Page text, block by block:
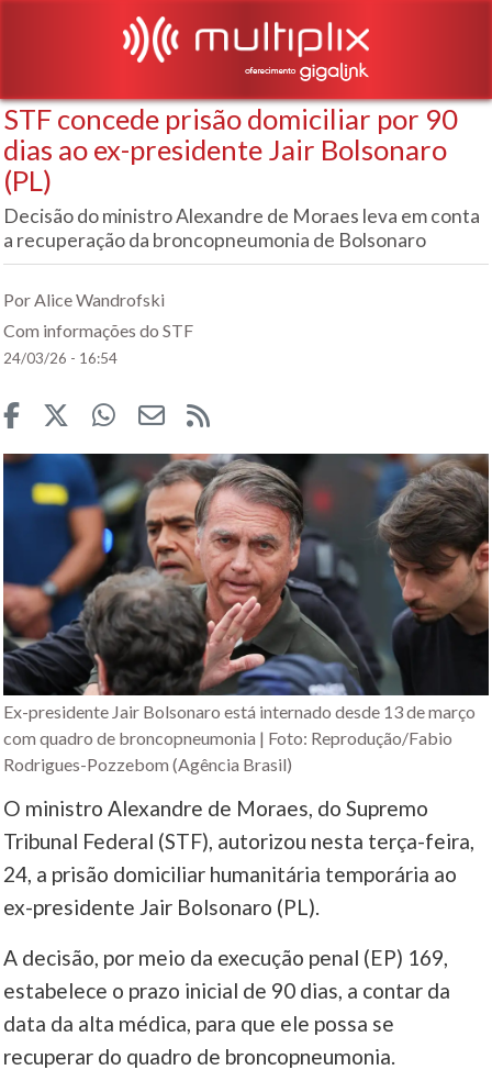
STF concede prisão domiciliar por 90
dias ao ex-presidente Jair Bolsonaro
(PL)
Decisão do ministro Alexandre de Moraes leva em conta
a recuperação da broncopneumonia de Bolsonaro
Por Alice Wandrofski
Com informações do STF
24/03/26 - 16:54
Ex-presidente Jair Bolsonaro está internado desde 13 de março
com quadro de broncopneumonia | Foto: Reprodução/Fabio
Rodrigues-Pozzebom (Agência Brasil)
O ministro Alexandre de Moraes, do Supremo
Tribunal Federal (STF), autorizou nesta terça-feira,
24, a prisão domiciliar humanitária temporária ao
ex-presidente Jair Bolsonaro (PL).
A decisão, por meio da execução penal (EP) 169,
estabelece o prazo inicial de 90 dias, a contar da
data da alta médica, para que ele possa se
recuperar do quadro de broncopneumonia.